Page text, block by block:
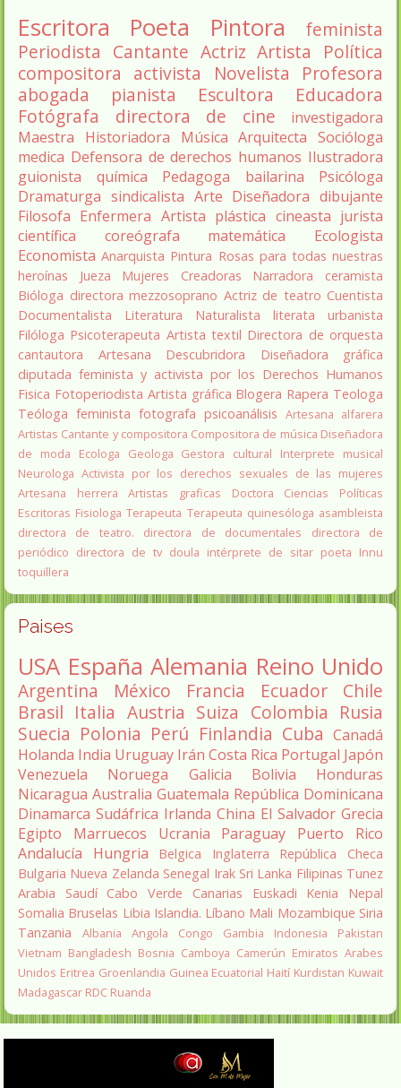
Escritora Poeta Pintora
feminista
Periodista Cantante Actriz Artista
Política
compositora activista Novelista
Profesora
abogada
pianista Escultora
Educadora
Fotógrafa
directora de cine
investigadora
Maestra
Historiadora Música Arquitecta Socióloga
medica Defensora de derechos humanos Ilustradora
guionista
química Pedagoga bailarina
Psicóloga
Dramaturga sindicalista Arte Diseñadora dibujante
Filosofa Enfermera Artista plástica cineasta jurista
científica
coreógrafa matemática
Ecologista
Economista Anarquista Pintura Rosas para todas nuestras
heroínas
Jueza Mujeres Creadoras Narradora
ceramista
Bióloga directora mezzosoprano Actriz de teatro Cuentista
Documentalista
Literatura Naturalista literata
urbanista
Filóloga Psicoterapeuta Artista textil Directora de orquesta
cantautora
Artesana Descubridora
Diseñadora gráfica
diputada feminista y activista por los Derechos Humanos
Fisica Fotoperiodista Artista gráfica Blogera Rapera Teologa
Teóloga feminista fotografa psicoanálisis Artesana alfarera
Artistas Cantante y compositora Compositora de música Diseñadora
de moda
Ecologa Geologa Gestora cultural
Interprete musical
Neurologa Activista por los derechos sexuales de las mujeres
Artesana herrera
Artistas graficas
Doctora Ciencias Políticas
Escritoras Fisiologa Terapeuta Terapeuta quinesóloga asambleista
directora de teatro.
directora de documentales
directora de
periódico directora de tv doula intérprete de sitar poeta Innu
toquillera
Paises
USA España Alemania Reino Unido
Argentina México Francia Ecuador
Chile
Brasil Italia Austria Suiza Colombia Rusia
Suecia Polonia Perú Finlandia Cuba Canadá
Holanda India Uruguay Irán Costa Rica Portugal Japón
Venezuela
Noruega Galicia Bolivia
Honduras
Nicaragua Australia Guatemala República Dominicana
Dinamarca Sudáfrica Irlanda China El Salvador Grecia
Egipto
Marruecos Ucrania Paraguay
Puerto Rico
Andalucía
Hungria Belgica Inglaterra
República Checa
Bulgaria Nueva Zelanda Senegal Irak Sri Lanka Filipinas Tunez
Arabia Saudí Cabo Verde Canarias Euskadi Kenia
Nepal
Somalia Bruselas Libia Islandia. Líbano Mali Mozambique Siria
Tanzania
Albania Angola Congo Gambia Indonesia
Pakistan
Vietnam Bangladesh Bosnia Camboya Camerún Emiratos Arabes
Unidos Eritrea Groenlandia Guinea Ecuatorial Haití Kurdistan Kuwait
Madagascar RDC Ruanda